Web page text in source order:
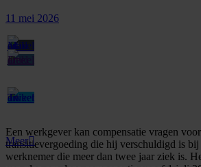
11 mei 2026
Een werkgever kan compensatie vragen
transitievergoeding die hij verschuldigd is bij
werknemer die meer dan twee jaar ziek is.
Meer